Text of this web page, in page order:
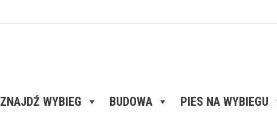
ZNAJDŹ WYBIEG BUDOWA PIES NA WYBIEGU